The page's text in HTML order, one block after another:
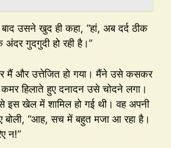
उसने खुद ही कहा, “हां, अब दर्द ठीक
गुदगुदी हो रही है।”
और उत्तेजित हो गया। मैंने उसे कसकर
हिलाते हुए दनादन उसे चोदने लगा।
से इस खेल में शामिल हो गई थी। वह अपनी
बोली, “आह, सच में बहुत मजा आ रहा है।
न!”